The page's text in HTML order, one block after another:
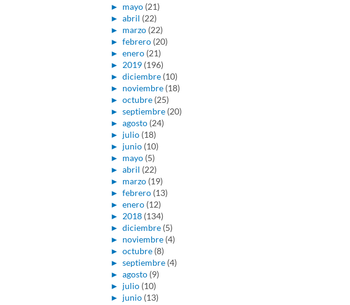
► mayo (21)
► abril (22)
► marzo (22)
► febrero (20)
► enero (21)
► 2019 (196)
► diciembre (10)
► noviembre (18)
► octubre (25)
► septiembre (20)
► agosto (24)
► julio (18)
► junio (10)
► mayo (5)
► abril (22)
► marzo (19)
► febrero (13)
► enero (12)
► 2018 (134)
► diciembre (5)
► noviembre (4)
► octubre (8)
► septiembre (4)
► agosto (9)
► julio (10)
► junio (13)